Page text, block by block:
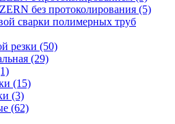
без протоколирования (5)
сварки полимерных труб
резки (50)
(29)
(15)
(3)
(62)